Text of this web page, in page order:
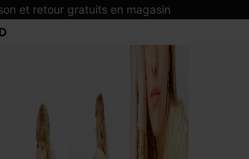
et retour gratuits en magasin